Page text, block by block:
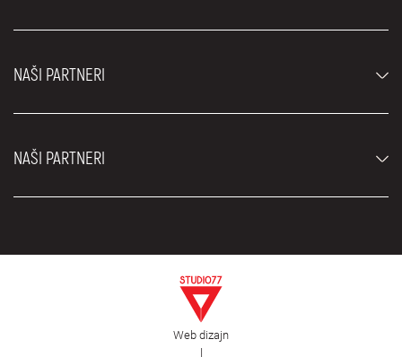
Luksuzni automobili
Cene
Blog
O nama
NAŠI PARTNERI
Rent a car Beograd Royal
NAŠI PARTNERI
EDePro
Web dizajn
|